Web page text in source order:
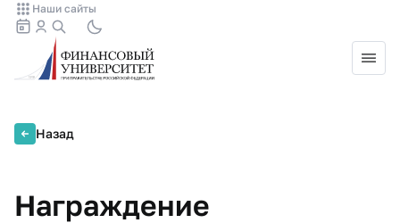
Наши сайты
Назад
Награждение